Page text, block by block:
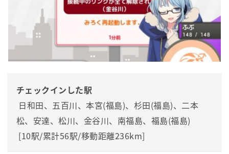
チェックインした駅
松、安達、松川、金谷川、南福島、福島(福島)
[10駅/累計56駅/移動距離236km]